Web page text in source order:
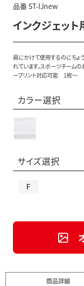
品番 ST-IJnew
インクジェッ
肩にかけて使用するのにちょ
れています。スポーツチーム
ープリント対応可能 1枚～
カラー選択
サイズ選択
F
商品詳細